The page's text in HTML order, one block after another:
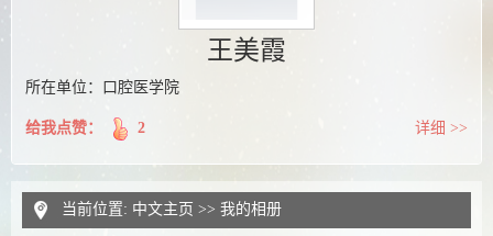
教师博客
王美霞
所在单位：口腔医学院
给我点赞： 2 详细 >>
当前位置: 中文主页 >> 我的相册